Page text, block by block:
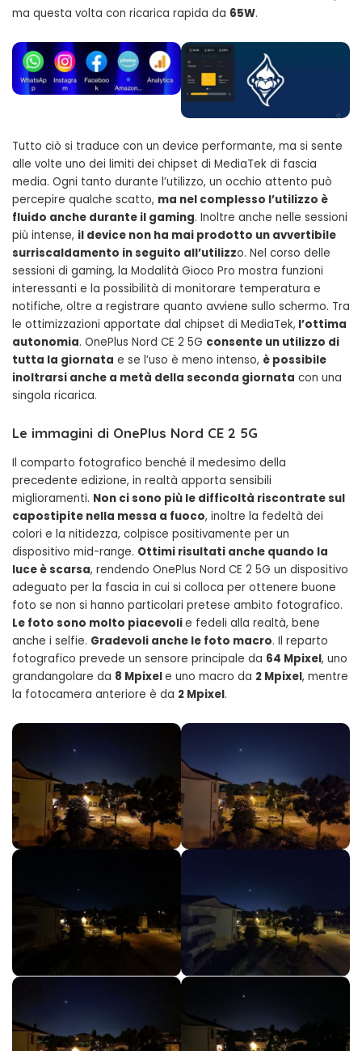
ma questa volta con ricarica rapida da 65W.
Tutto ciò si traduce con un device performante, ma si sente
alle volte uno dei limiti dei chipset di MediaTek di fascia
media. Ogni tanto durante l’utilizzo, un occhio attento può
percepire qualche scatto, ma nel complesso l’utilizzo è
fluido anche durante il gaming. Inoltre anche nelle sessioni
più intense, il device non ha mai prodotto un avvertibile
surriscaldamento in seguito all’utilizzo. Nel corso delle
sessioni di gaming, la Modalità Gioco Pro mostra funzioni
interessanti e la possibilità di monitorare temperatura e
notifiche, oltre a registrare quanto avviene sullo schermo. Tra
le ottimizzazioni apportate dal chipset di MediaTek, l’ottima
autonomia. OnePlus Nord CE 2 5G consente un utilizzo di
tutta la giornata e se l’uso è meno intenso, è possibile
inoltrarsi anche a metà della seconda giornata con una
singola ricarica.
Le immagini di OnePlus Nord CE 2 5G
Il comparto fotografico benché il medesimo della
precedente edizione, in realtà apporta sensibili
miglioramenti. Non ci sono più le difficoltà riscontrate sul
capostipite nella messa a fuoco, inoltre la fedeltà dei
colori e la nitidezza, colpisce positivamente per un
dispositivo mid-range. Ottimi risultati anche quando la
luce è scarsa, rendendo OnePlus Nord CE 2 5G un dispositivo
adeguato per la fascia in cui si colloca per ottenere buone
foto se non si hanno particolari pretese ambito fotografico.
Le foto sono molto piacevolie fedeli alla realtà, bene
anche i selfie. Gradevoli anche le foto macro. Il reparto
fotografico prevede un sensore principale da 64 Mpixel, uno
grandangolare da 8 Mpixele uno macro da 2 Mpixel, mentre
la fotocamera anteriore è da 2 Mpixel.